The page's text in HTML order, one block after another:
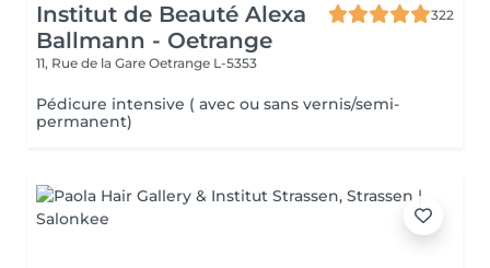
Institut de Beauté Alexa
Ballmann - Oetrange
322
11, Rue de la Gare Oetrange L-5353
Pédicure intensive ( avec ou sans vernis/semi-
permanent)